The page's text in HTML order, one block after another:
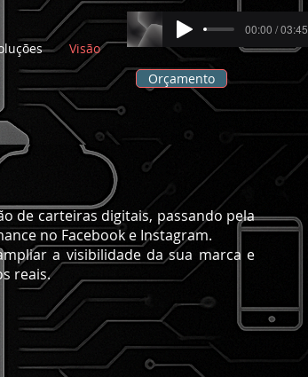
Visão
00:00 / 03:45
Orçamento
de carteiras digitais, passando pela
no Facebook e Instagram.
a visibilidade da sua marca e
reais.